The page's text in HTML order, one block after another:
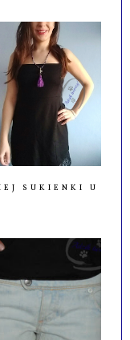
SUKIENKI U